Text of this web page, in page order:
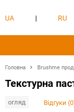
UA | RU
Головна Brushme
Текстурна
огляд Відгуки